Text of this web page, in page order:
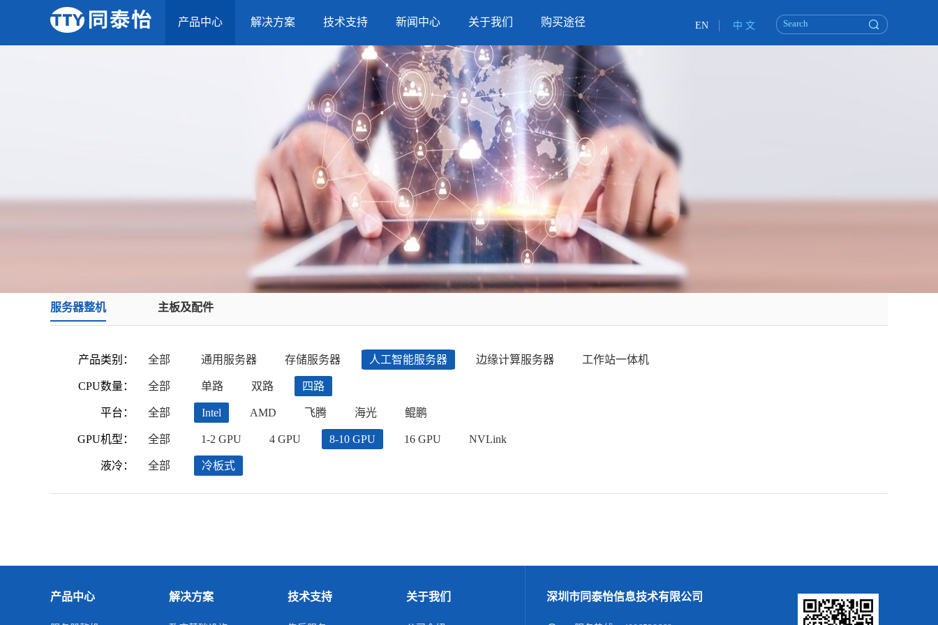
EN 中 文
产品中心 解决方案 技术支持 新闻中心 关于我们 购买途径
服务器整机 主板及配件
产品类别：
CPU数量：
平台：
GPU机型：
液冷：
全部 通用服务器 存储服务器 人工智能服务器 边缘计算服务器 工作站一体机
全部 单路 双路 四路
全部 Intel AMD 飞腾 海光 鲲鹏
全部 1-2 GPU 4 GPU 8-10 GPU 16 GPU NVLink
全部 冷板式
产品中心 解决方案 技术支持 关于我们 深圳市同泰怡信息技术有限公司